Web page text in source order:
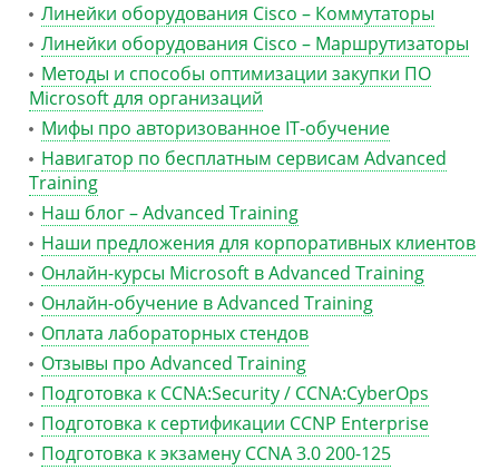
Линейки оборудования Cisco – Коммутаторы
Линейки оборудования Cisco – Маршрутизаторы
Методы и способы оптимизации закупки ПО
Microsoft для организаций
Мифы про авторизованное IT-обучение
Навигатор по бесплатным сервисам Advanced
Training
Наш блог – Advanced Training
Наши предложения для корпоративных клиентов
Онлайн-курсы Microsoft в Advanced Training
Онлайн-обучение в Advanced Training
Оплата лабораторных стендов
Отзывы про Advanced Training
Подготовка к CCNA:Security / CCNA:CyberOps
Подготовка к сертификации CCNP Enterprise
Подготовка к экзамену CCNA 3.0 200-125